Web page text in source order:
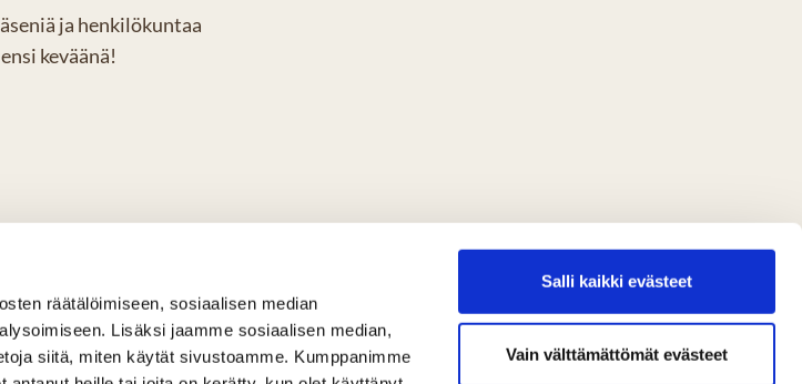
räätälöimiseen, sosiaalisen median
Lisäksi jaamme sosiaalisen median,
siitä, miten käytät sivustoamme. Kumppanimme
Salli kaikki evästeet
Vain välttämättömät evästeet
ja henkilökuntaa
keväänä!